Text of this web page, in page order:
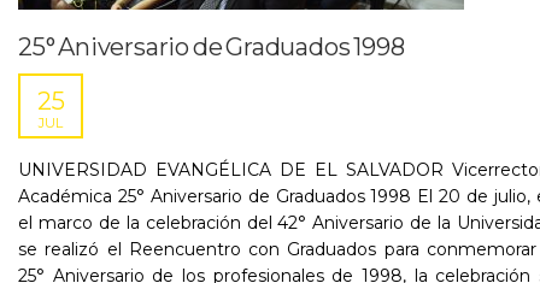
25° Aniversario de Graduados 1998
25
JUL
UNIVERSIDAD EVANGÉLICA DE EL SALVADOR
Académica 25° Aniversario de Graduados 1998 El 20 de julio,
el marco de la celebración del 42° Aniversario de la
se realizó el Reencuentro con Graduados para
25° Aniversario de los profesionales de 1998, la celebración